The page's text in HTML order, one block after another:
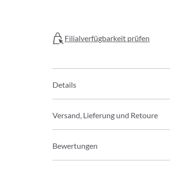
Filialverfügbarkeit prüfen
Details
Versand, Lieferung und Retoure
Bewertungen